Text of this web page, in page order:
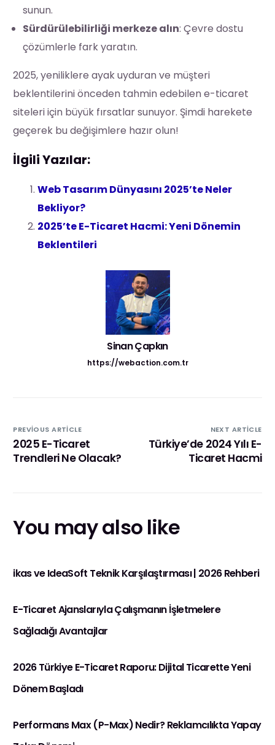
sunun.
Sürdürülebilirliği merkeze alın: Çevre dostu
çözümlerle fark yaratın.
2025, yeniliklere ayak uyduran ve müşteri
beklentilerini önceden tahmin edebilen e-ticaret
siteleri için büyük fırsatlar sunuyor. Şimdi harekete
geçerek bu değişimlere hazır olun!
İlgili Yazılar:
Web Tasarım Dünyasını 2025’te Neler
Bekliyor?
2025’te E-Ticaret Hacmi: Yeni Dönemin
Beklentileri
Sinan Çapkın
https://webaction.com.tr
PREVIOUS ARTICLE
2025 E-Ticaret
Trendleri Ne Olacak?
NEXT ARTICLE
Türkiye’de 2024 Yılı E-
Ticaret Hacmi
You may also like
ikas ve IdeaSoft Teknik Karşılaştırması | 2026 Rehberi
E-Ticaret Ajanslarıyla Çalışmanın İşletmelere
Sağladığı Avantajlar
2026 Türkiye E-Ticaret Raporu: Dijital Ticarette Yeni
Dönem Başladı
Performans Max (P-Max) Nedir? Reklamcılıkta Yapay